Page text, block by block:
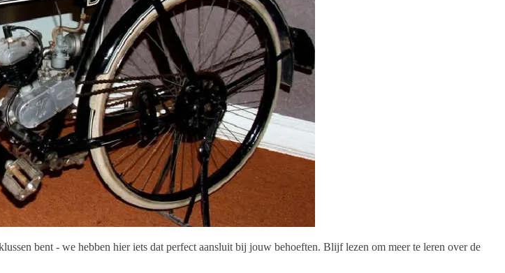
bent - we hebben hier iets dat perfect aansluit bij jouw behoeften. Blijf lezen om meer te leren over de